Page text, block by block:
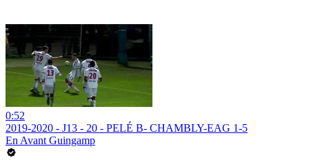
0:52
2019-2020 - J13 - 20 - PELÉ B- CHAMBLY-EAG 1-5
En Avant Guingamp